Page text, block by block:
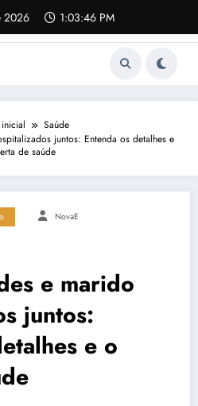
2026 1:03:47 PM
Saúde
juntos: Entenda os detalhes e
de saúde
NovaE
e marido
juntos:
e o